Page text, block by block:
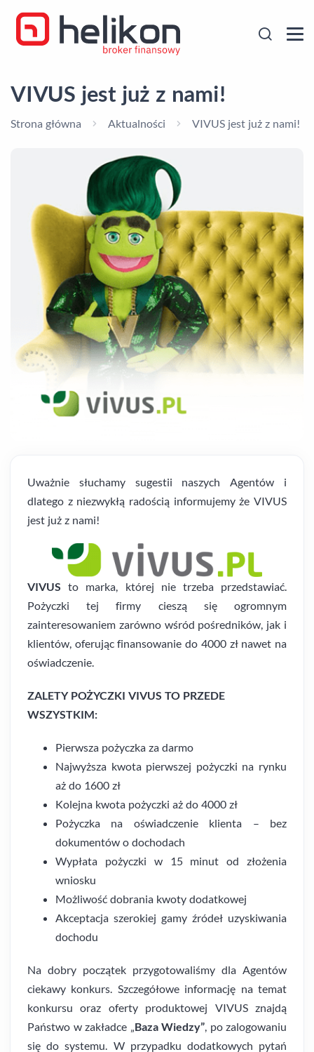
VIVUS jest już z nami!
Strona główna Aktualności VIVUS jest już z nami!
Uważnie słuchamy sugestii naszych Agentów i
dlatego z niezwykłą radością informujemy że VIVUS
jest już z nami!
VIVUS to marka, której nie trzeba przedstawiać.
Pożyczki tej firmy cieszą się ogromnym
zainteresowaniem zarówno wśród pośredników, jak i
klientów, oferując finansowanie do 4000 zł nawet na
oświadczenie.
ZALETY POŻYCZKI VIVUS TO PRZEDE
WSZYSTKIM:
Pierwsza pożyczka za darmo
Najwyższa kwota pierwszej pożyczki na rynku
aż do 1600 zł
Kolejna kwota pożyczki aż do 4000 zł
Pożyczka na oświadczenie klienta – bez
dokumentów o dochodach
Wypłata pożyczki w 15 minut od złożenia
wniosku
Możliwość dobrania kwoty dodatkowej
Akceptacja szerokiej gamy źródeł uzyskiwania
dochodu
Na dobry początek przygotowaliśmy dla Agentów
ciekawy konkurs. Szczegółowe informację na temat
konkursu oraz oferty produktowej VIVUS znajdą
Państwo w zakładce „Baza Wiedzy”, po zalogowaniu
się do systemu. W przypadku dodatkowych pytań